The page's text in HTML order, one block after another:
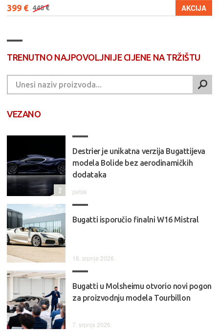
399 € 448 € AKCIJA
TRENUTNO NAJPOVOLJNIJE CIJENE NA TRŽIŠTU
VEZANO
Destrier je unikatna verzija Bugattijeva
modela Bolide bez aerodinamičkih
dodataka
petak
2
Bugatti isporučio finalni W16 Mistral
18. srpnja 2026.
Bugatti u Molsheimu otvorio novi pogon
za proizvodnju modela Tourbillon
7. srpnja 2026.